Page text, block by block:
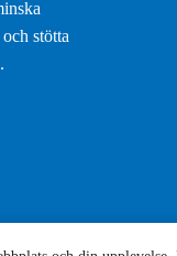
stötta